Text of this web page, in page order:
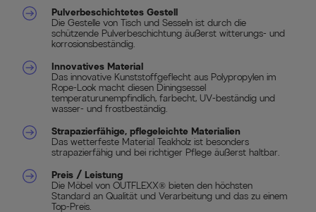
Pulverbeschichtetes Gestell
Die Gestelle von Tisch und Sesseln ist durch die
schützende Pulverbeschichtung äußerst witterungs- und
korrosionsbeständig.
Innovatives Material
Das innovative Kunststoffgeflecht aus Polypropylen im
Rope-Look macht diesen Diningsessel
temperaturunempfindlich, farbecht, UV-beständig und
wasser- und frostbeständig.
Strapazierfähige, pflegeleichte Materialien
Das wetterfeste Material Teakholz ist besonders
strapazierfähig und bei richtiger Pflege äußerst haltbar.
Preis / Leistung
Die Möbel von OUTFLEXX® bieten den höchsten
Standard an Qualität und Verarbeitung und das zu einem
Top-Preis.